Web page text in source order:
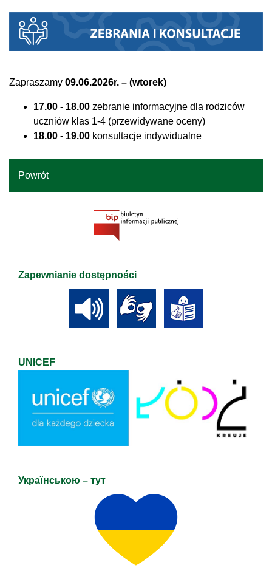
Zapraszamy 09.06.2026r. – (wtorek)
17.00 - 18.00 zebranie informacyjne dla rodziców
uczniów klas 1-4 (przewidywane oceny)
18.00 - 19.00 konsultacje indywidualne
Powrót
Zapewnianie dostępności
UNICEF
Українською – тут